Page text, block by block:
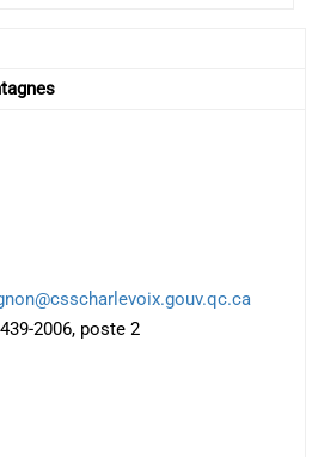
2006, poste 2